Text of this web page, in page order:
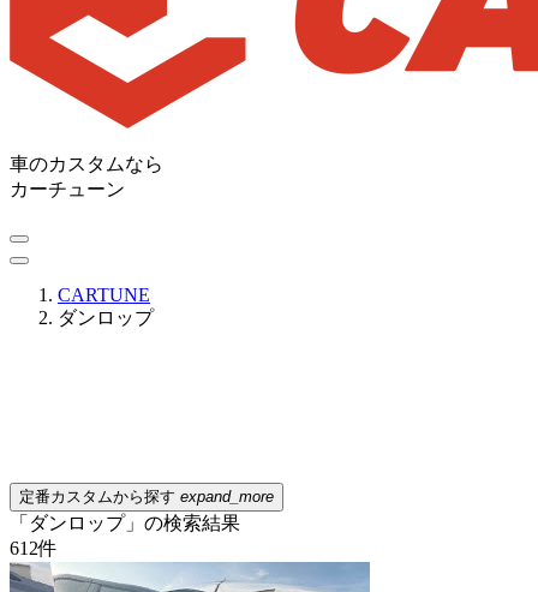
車のカスタムなら
カーチューン
CARTUNE
ダンロップ
定番カスタムから探す expand_more
「ダンロップ」の検索結果
612件